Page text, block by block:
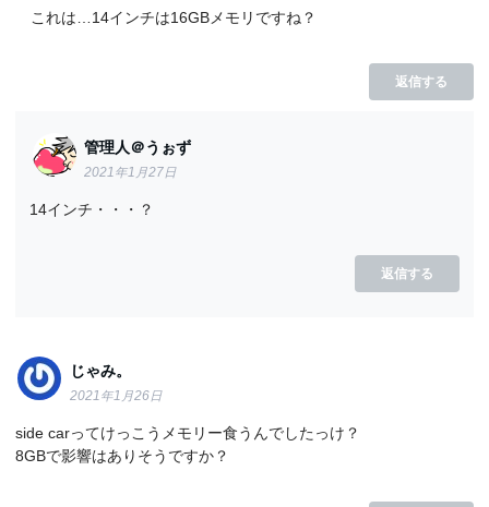
これは…14インチは16GBメモリですね？
返信する
管理人＠うぉず
2021年1月27日
14インチ・・・？
返信する
じゃみ。
2021年1月26日
side carってけっこうメモリー食うんでしたっけ？
8GBで影響はありそうですか？